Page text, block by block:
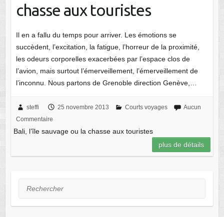
chasse aux touristes
Il en a fallu du temps pour arriver. Les émotions se
succèdent, l’excitation, la fatigue, l’horreur de la proximité,
les odeurs corporelles exacerbées par l’espace clos de
l’avion, mais surtout l’émerveillement, l’émerveillement de
l’inconnu. Nous partons de Grenoble direction Genève,…
steffi 25 novembre 2013 Courts voyages
Aucun
Commentaire
Bali, l’île sauvage ou la chasse aux touristes
plus de détails
Rechercher